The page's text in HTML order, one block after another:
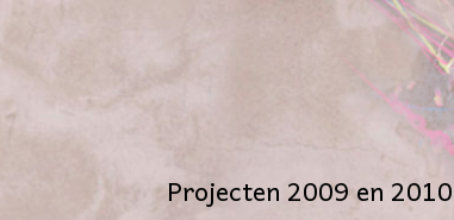
Projecten 2009 en 2010